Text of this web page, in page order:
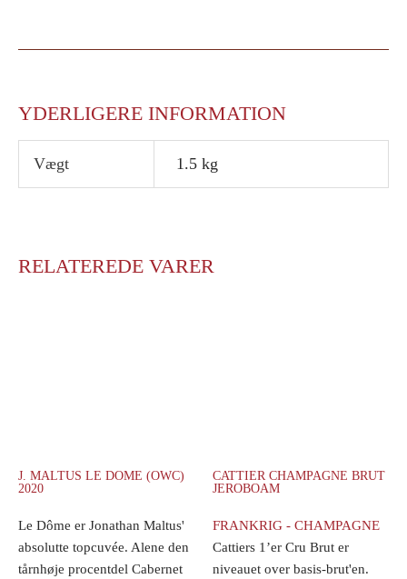
YDERLIGERE INFORMATION
Vægt 1.5 kg
RELATEREDE VARER
J. MALTUS LE DOME (OWC)
2020
Le Dôme er Jonathan Maltus'
absolutte topcuvée. Alene den
tårnhøje procentdel Cabernet
CATTIER CHAMPAGNE BRUT
JEROBOAM
FRANKRIG - CHAMPAGNE
Cattiers 1’er Cru Brut er
niveauet over basis-brut'en.